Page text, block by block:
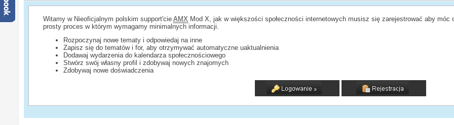
Witamy w Nieoficjalnym polskim support'cieAMX Mod X, jak w większości społeczności internetowych musisz się zarejestrować aby
prosty proces w którym wymagamy minimalnych informacji.
Rozpoczynaj nowe tematy i odpowiedaj na inne
Zapisz się do tematów i for, aby otrzymywać automatyczne uaktualnienia
Dodawaj wydarzenia do kalendarza społecznościowego
Stwórz swój własny profil i zdobywaj nowych znajomych
Zdobywaj nowe doświadczenia